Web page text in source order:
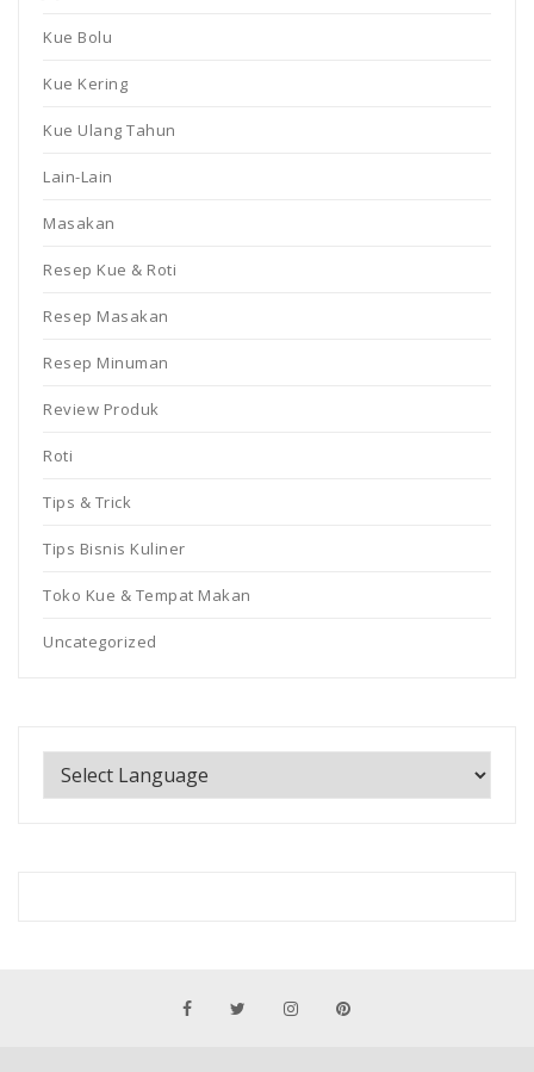
Kue Bolu
Kue Kering
Kue Ulang Tahun
Lain-Lain
Masakan
Resep Kue & Roti
Resep Masakan
Resep Minuman
Review Produk
Roti
Tips & Trick
Tips Bisnis Kuliner
Toko Kue & Tempat Makan
Uncategorized